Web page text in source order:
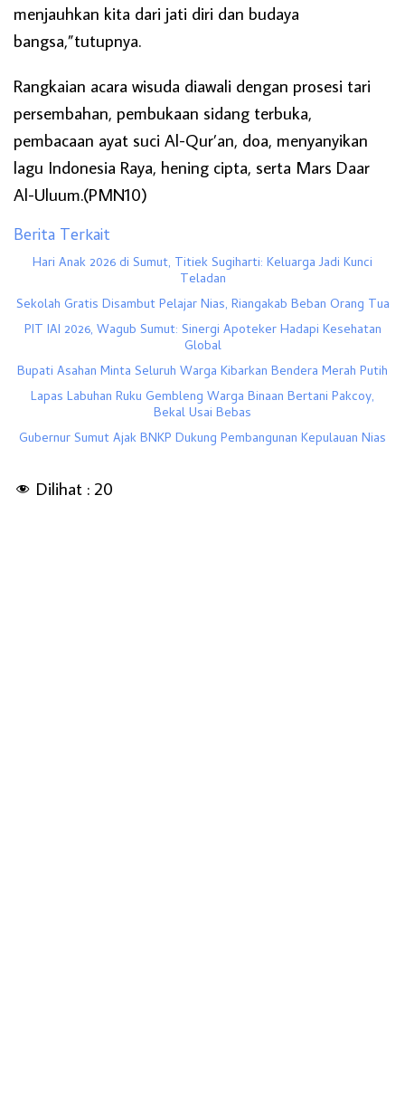
menjauhkan kita dari jati diri dan budaya
bangsa,”tutupnya.
Rangkaian acara wisuda diawali dengan prosesi tari
persembahan, pembukaan sidang terbuka,
pembacaan ayat suci Al-Qur’an, doa, menyanyikan
lagu Indonesia Raya, hening cipta, serta Mars Daar
Al-Uluum.(PMN10)
Berita Terkait
Hari Anak 2026 di Sumut, Titiek Sugiharti: Keluarga Jadi Kunci
Teladan
Sekolah Gratis Disambut Pelajar Nias, Riangakab Beban Orang Tua
PIT IAI 2026, Wagub Sumut: Sinergi Apoteker Hadapi Kesehatan
Global
Bupati Asahan Minta Seluruh Warga Kibarkan Bendera Merah Putih
Lapas Labuhan Ruku Gembleng Warga Binaan Bertani Pakcoy,
Bekal Usai Bebas
Gubernur Sumut Ajak BNKP Dukung Pembangunan Kepulauan Nias
Dilihat : 20